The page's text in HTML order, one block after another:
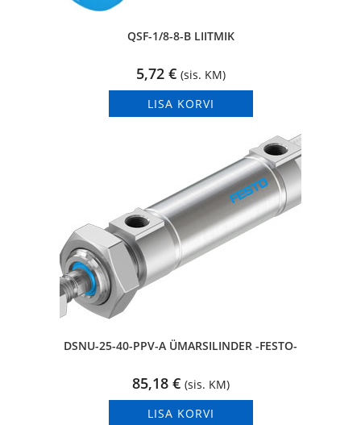
QSF-1/8-8-B LIITMIK
5,72 € (sis. KM)
LISA KORVI
DSNU-25-40-PPV-A ÜMARSILINDER -FESTO-
85,18 € (sis. KM)
LISA KORVI